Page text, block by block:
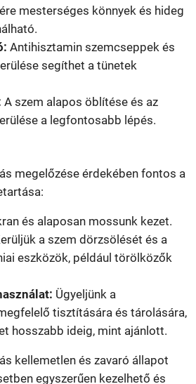
mesterséges könnyek és hideg
Antihisztamin szemcseppek és
segíthet a tünetek
A szem alapos öblítése és az
a legfontosabb lépés.
megelőzése érdekében fontos a
és alaposan mossunk kezet.
a szem dörzsölését és a
eszközök, például törölközők
Ügyeljünk a
tisztítására és tárolására,
hosszabb ideig, mint ajánlott.
kellemetlen és zavaró állapot
egyszerűen kezelhető és